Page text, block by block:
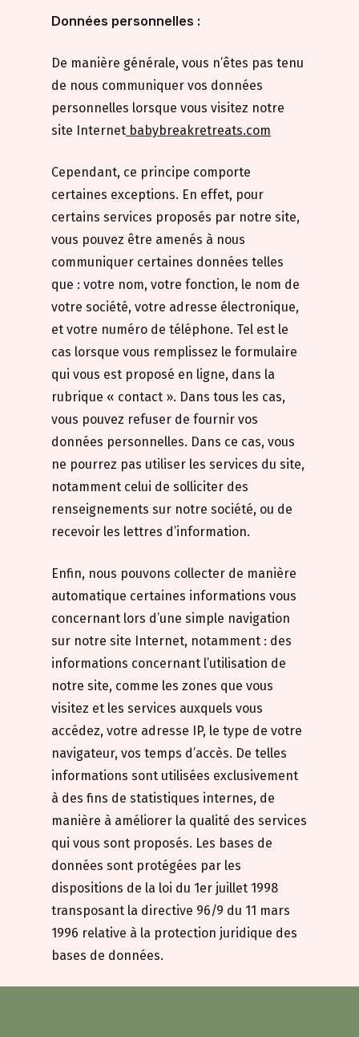
Données personnelles :
De manière générale, vous n’êtes pas tenu
de nous communiquer vos données
personnelles lorsque vous visitez notre
site Internet babybreakretreats.com
Cependant, ce principe comporte
certaines exceptions. En effet, pour
certains services proposés par notre site,
vous pouvez être amenés à nous
communiquer certaines données telles
que : votre nom, votre fonction, le nom de
votre société, votre adresse électronique,
et votre numéro de téléphone. Tel est le
cas lorsque vous remplissez le formulaire
qui vous est proposé en ligne, dans la
rubrique « contact ». Dans tous les cas,
vous pouvez refuser de fournir vos
données personnelles. Dans ce cas, vous
ne pourrez pas utiliser les services du site,
notamment celui de solliciter des
renseignements sur notre société, ou de
recevoir les lettres d’information.
Enfin, nous pouvons collecter de manière
automatique certaines informations vous
concernant lors d’une simple navigation
sur notre site Internet, notamment : des
informations concernant l’utilisation de
notre site, comme les zones que vous
visitez et les services auxquels vous
accédez, votre adresse IP, le type de votre
navigateur, vos temps d’accès. De telles
informations sont utilisées exclusivement
à des fins de statistiques internes, de
manière à améliorer la qualité des services
qui vous sont proposés. Les bases de
données sont protégées par les
dispositions de la loi du 1er juillet 1998
transposant la directive 96/9 du 11 mars
1996 relative à la protection juridique des
bases de données.